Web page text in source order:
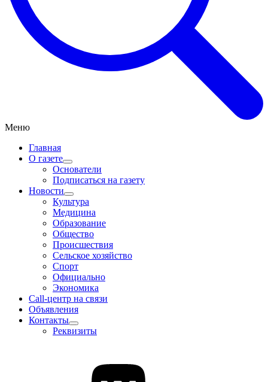
Меню
Главная
О газете
Основатели
Подписаться на газету
Новости
Культура
Медицина
Образование
Общество
Происшествия
Сельское хозяйство
Спорт
Официально
Экономика
Call-центр на связи
Объявления
Контакты
Реквизиты